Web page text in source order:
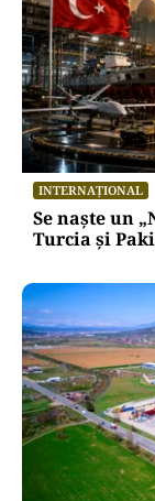
INTERNAȚIONAL
Se naște un
Turcia și